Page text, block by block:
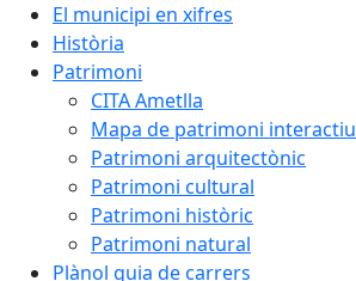
El municipi en xifres
Història
Patrimoni
CITA Ametlla
Mapa de patrimoni interactiu
Patrimoni arquitectònic
Patrimoni cultural
Patrimoni històric
Patrimoni natural
Plànol guia de carrers